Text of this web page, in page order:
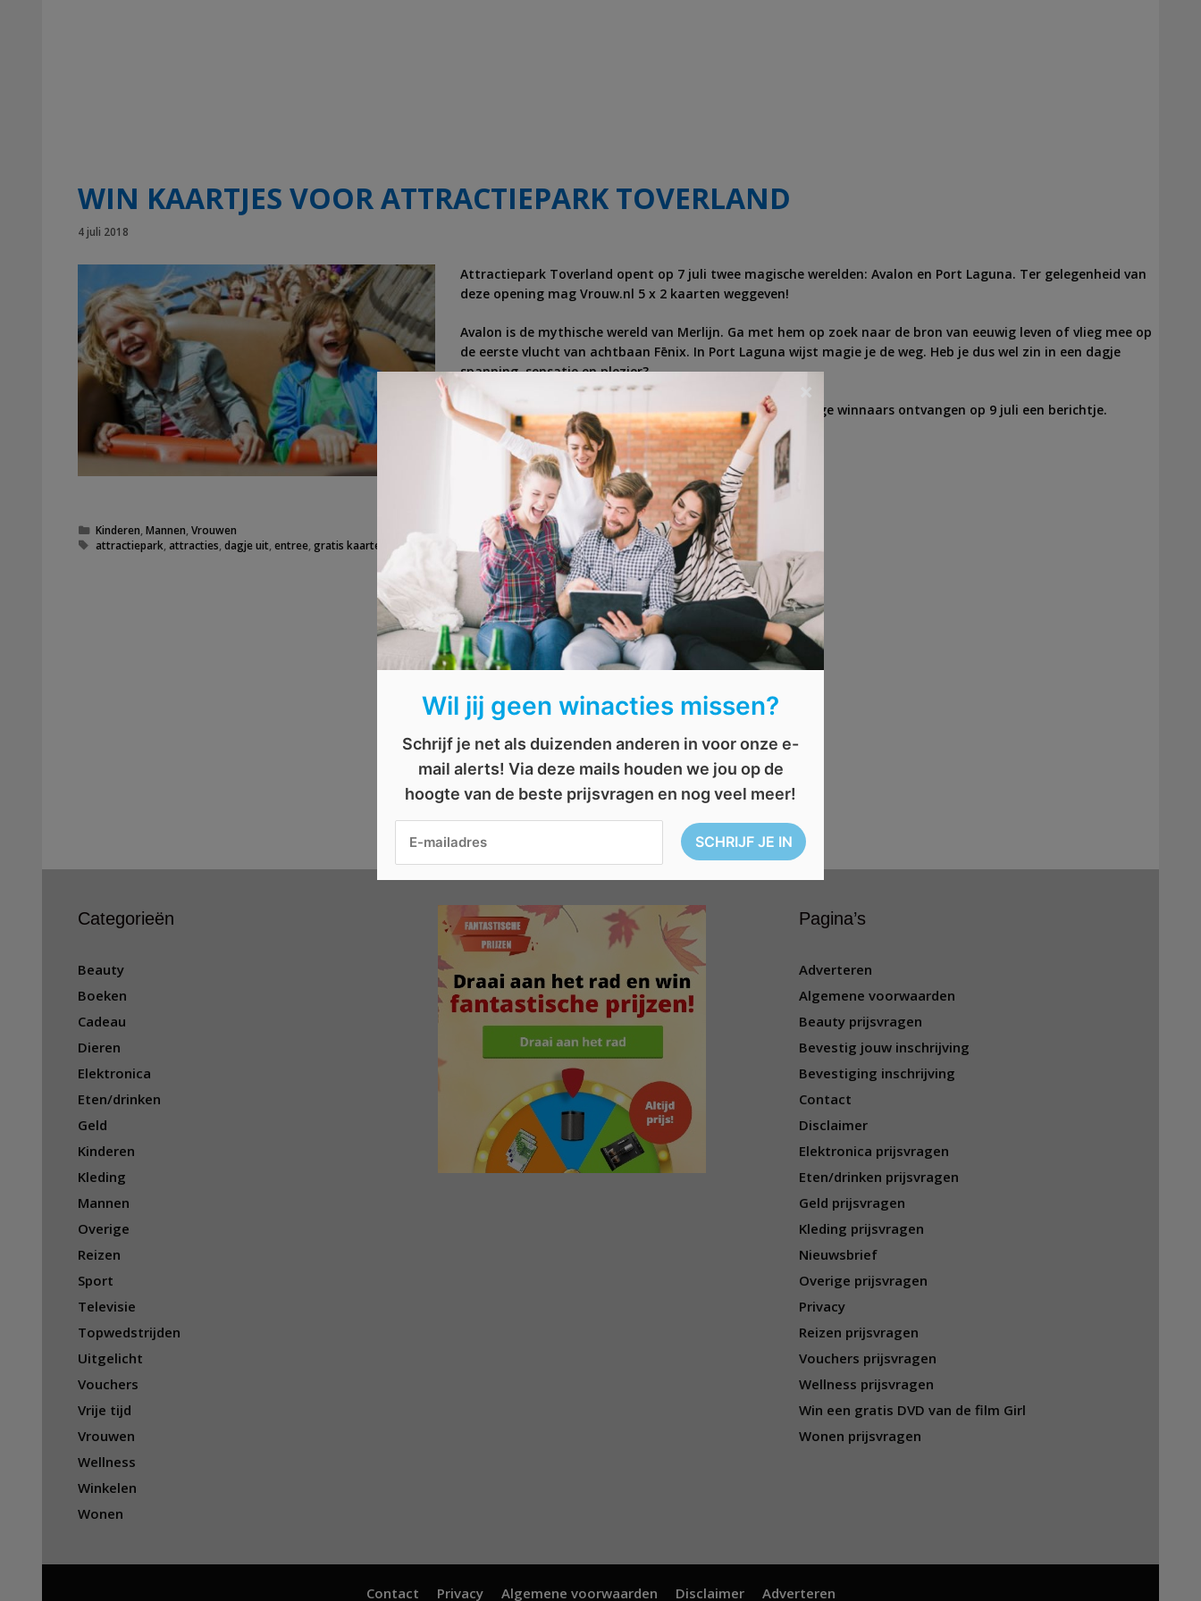
WIN KAARTJES VOOR ATTRACTIEPARK TOVERLAND
4 juli 2018
Attractiepark Toverland opent op 7 juli twee magische werelden: Avalon en Port Laguna. Ter gelegenheid van
deze opening mag Vrouw.nl 5 x 2 kaarten weggeven!
Avalon is de mythische wereld van Merlijn. Ga met hem op zoek naar de bron van eeuwig leven of vlieg mee op
de eerste vlucht van achtbaan Fēnix. In Port Laguna wijst magie je de weg. Heb je dus wel zin in een dagje
spanning, sensatie en plezier?
Vul het formulier dan snel in en duimen maar! De gelukkige winnaars ontvangen op 9 juli een berichtje.
Categorieën
Kinderen,Mannen,Vrouwen
Tags
attractiepark,attracties,dagje uit,entree,gratis kaarten pretpark themapark,toegangskaarten,toverland
Win het boek ‘De kleuren van het leven’
Win een dagje hutten bouwen met Appelsientje
Categorieën
Beauty
Boeken
Cadeau
Dieren
Elektronica
Eten/drinken
Geld
Kinderen
Kleding
Mannen
Overige
Reizen
Sport
Televisie
Topwedstrijden
Uitgelicht
Vouchers
Vrije tijd
Vrouwen
Wellness
Winkelen
Wonen
Pagina’s
Adverteren
Algemene voorwaarden
Beauty prijsvragen
Bevestig jouw inschrijving
Bevestiging inschrijving
Contact
Disclaimer
Elektronica prijsvragen
Eten/drinken prijsvragen
Geld prijsvragen
Kleding prijsvragen
Nieuwsbrief
Overige prijsvragen
Privacy
Reizen prijsvragen
Vouchers prijsvragen
Wellness prijsvragen
Win een gratis DVD van de film Girl
Wonen prijsvragen
Contact Privacy Algemene voorwaarden Disclaimer Adverteren
Wil jij geen winacties missen?
Schrijf je net als duizenden anderen in voor onze e-
mail alerts! Via deze mails houden we jou op de
hoogte van de beste prijsvragen en nog veel meer!
×